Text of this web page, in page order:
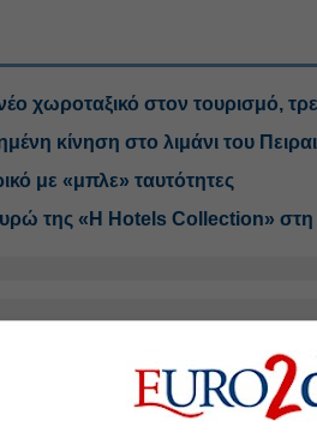
χωροταξικό στον τουρισμό,
κίνηση στο λιμάνι του
με «μπλε» ταυτότητες
της «H Hotels Collection»
στο Discover